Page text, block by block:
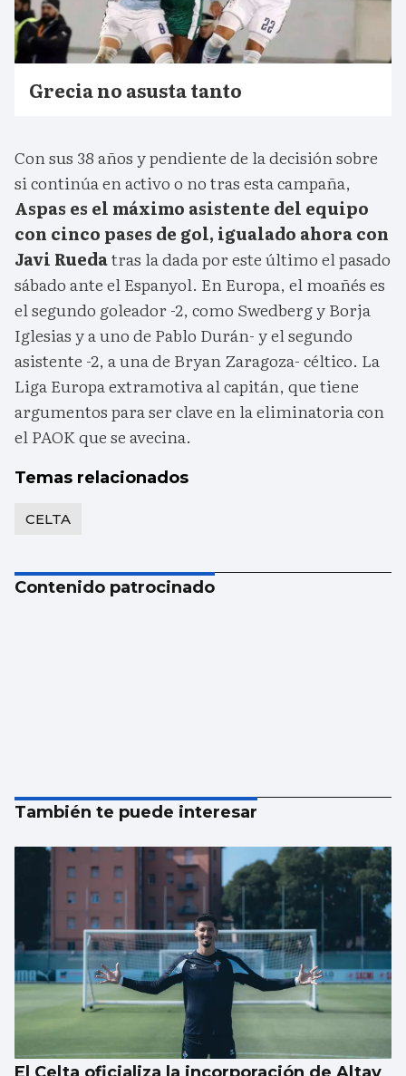
Grecia no asusta tanto
Con sus 38 años y pendiente de la decisión sobre
si continúa en activo o no tras esta campaña,
Aspas es el máximo asistente del equipo
con cinco pases de gol, igualado ahora con
Javi Ruedatras la dada por este último el pasado
sábado ante el Espanyol. En Europa, el moañés es
el segundo goleador -2, como Swedberg y Borja
Iglesias y a uno de Pablo Durán- y el segundo
asistente -2, a una de Bryan Zaragoza- céltico. La
Liga Europa extramotiva al capitán, que tiene
argumentos para ser clave en la eliminatoria con
el PAOK que se avecina.
Temas relacionados
CELTA
Contenido patrocinado
También te puede interesar